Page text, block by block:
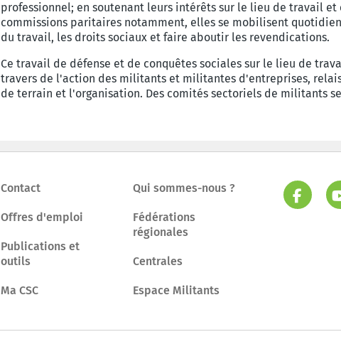
professionnel; en soutenant leurs intérêts sur le lieu de travail et
commissions paritaires notamment, elles se mobilisent
du travail, les droits sociaux et faire aboutir les revendications.
Ce travail de défense et de conquêtes sociales sur le lieu de
travers de l'action des militants et militantes d'entreprises,
de terrain et l'organisation. Des comités sectoriels de militants
Contact
Offres d'emploi
Publications et
outils
Ma CSC
Qui sommes-nous ?
Fédérations
régionales
Centrales
Espace Militants